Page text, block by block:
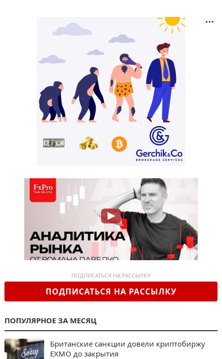
ПОДПИСАТЬСЯ НА РАССЫЛКУ
ПОДПИСАТЬСЯ НА РАССЫЛКУ
ПОПУЛЯРНОЕ ЗА МЕСЯЦ
Британские санкции довели криптобиржу
EXMO до закрытия